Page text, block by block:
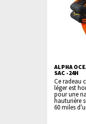
ALPHA
SAC -24H
Ce radeau
léger est
pour une
hauturière
60 miles